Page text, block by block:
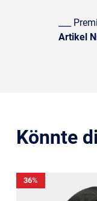
___
Artikel
Könnte
36%